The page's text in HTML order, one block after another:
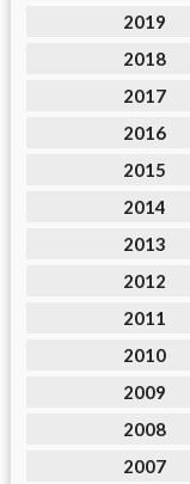
2019
2018
2017
2016
2015
2014
2013
2012
2011
2010
2009
2008
2007